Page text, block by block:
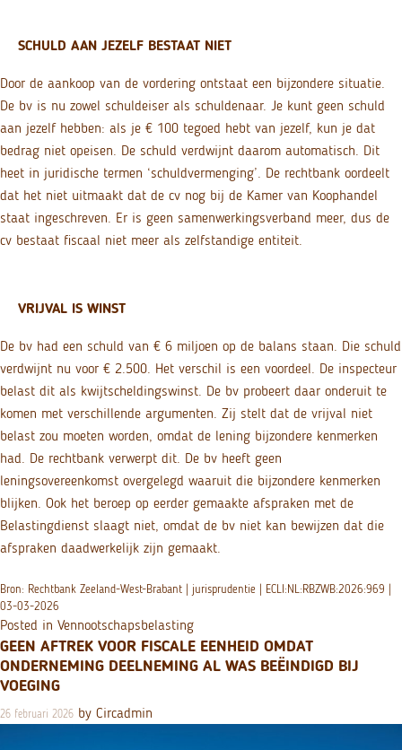
SCHULD AAN JEZELF BESTAAT NIET
Door de aankoop van de vordering ontstaat een bijzondere situatie.
De bv is nu zowel schuldeiser als schuldenaar. Je kunt geen schuld
aan jezelf hebben: als je € 100 tegoed hebt van jezelf, kun je dat
bedrag niet opeisen. De schuld verdwijnt daarom automatisch. Dit
heet in juridische termen ‘schuldvermenging’. De rechtbank oordeelt
dat het niet uitmaakt dat de cv nog bij de Kamer van Koophandel
staat ingeschreven. Er is geen samenwerkingsverband meer, dus de
cv bestaat fiscaal niet meer als zelfstandige entiteit.
VRIJVAL IS WINST
De bv had een schuld van € 6 miljoen op de balans staan. Die schuld
verdwijnt nu voor € 2.500. Het verschil is een voordeel. De inspecteur
belast dit als kwijtscheldingswinst. De bv probeert daar onderuit te
komen met verschillende argumenten. Zij stelt dat de vrijval niet
belast zou moeten worden, omdat de lening bijzondere kenmerken
had. De rechtbank verwerpt dit. De bv heeft geen
leningsovereenkomst overgelegd waaruit die bijzondere kenmerken
blijken. Ook het beroep op eerder gemaakte afspraken met de
Belastingdienst slaagt niet, omdat de bv niet kan bewijzen dat die
afspraken daadwerkelijk zijn gemaakt.
Bron: Rechtbank Zeeland-West-Brabant | jurisprudentie | ECLI:NL:RBZWB:2026:969 |
03-03-2026
Posted in Vennootschapsbelasting
GEEN AFTREK VOOR FISCALE EENHEID OMDAT
ONDERNEMING DEELNEMING AL WAS BEËINDIGD BIJ
VOEGING
26 februari 2026 by Circadmin